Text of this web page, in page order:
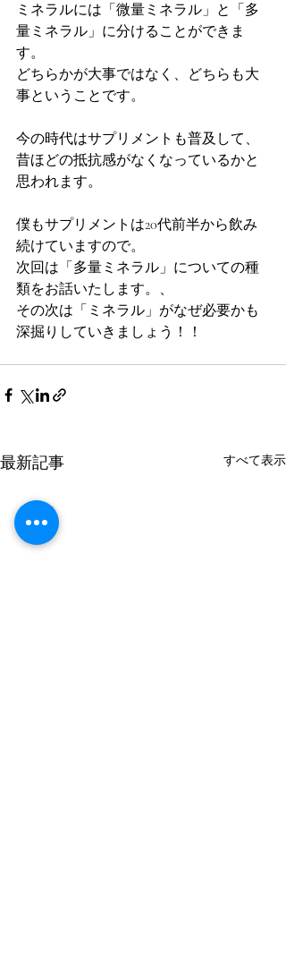
ミネラルには「微量ミネラル」と「多
量ミネラル」に分けることができま
す。
どちらかが大事ではなく、どちらも大
事ということです。
今の時代はサプリメントも普及して、
昔ほどの抵抗感がなくなっているかと
思われます。
僕もサプリメントは20代前半から飲み
続けていますので。
次回は「多量ミネラル」についての種
類をお話いたします。、
その次は「ミネラル」がなぜ必要かも
深掘りしていきましょう！！
最新記事 すべて表示